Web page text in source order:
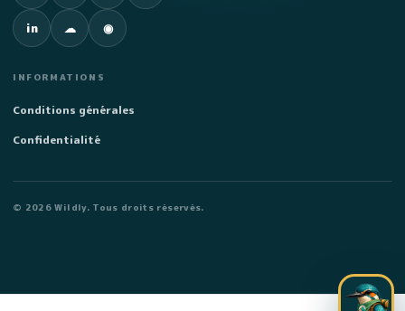
in
LinkedIn ☁
SoundCloud
◉
Spotify
INFORMATIONS
Conditions générales
Confidentialité
© 2026 Wildly. Tous droits réservés.